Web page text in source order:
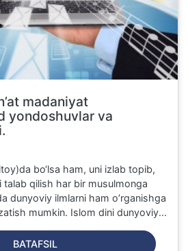
madaniyat
yondoshuvlar va
bo‘lsa ham, uni izlab topib,
talab qilish har bir musulmonga
dunyoviy ilmlarni ham o’rganishga
mumkin. Islom dini dunyoviy...
BATAFSIL